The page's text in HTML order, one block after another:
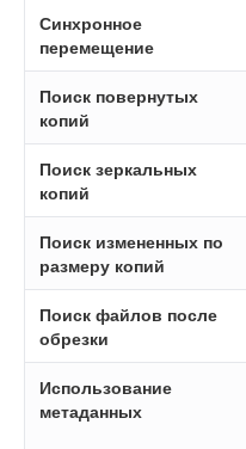
Синхронное
перемещение
Поиск повернутых
копий
Поиск зеркальных
копий
Поиск измененных по
размеру копий
Поиск файлов после
обрезки
Использование
метаданных